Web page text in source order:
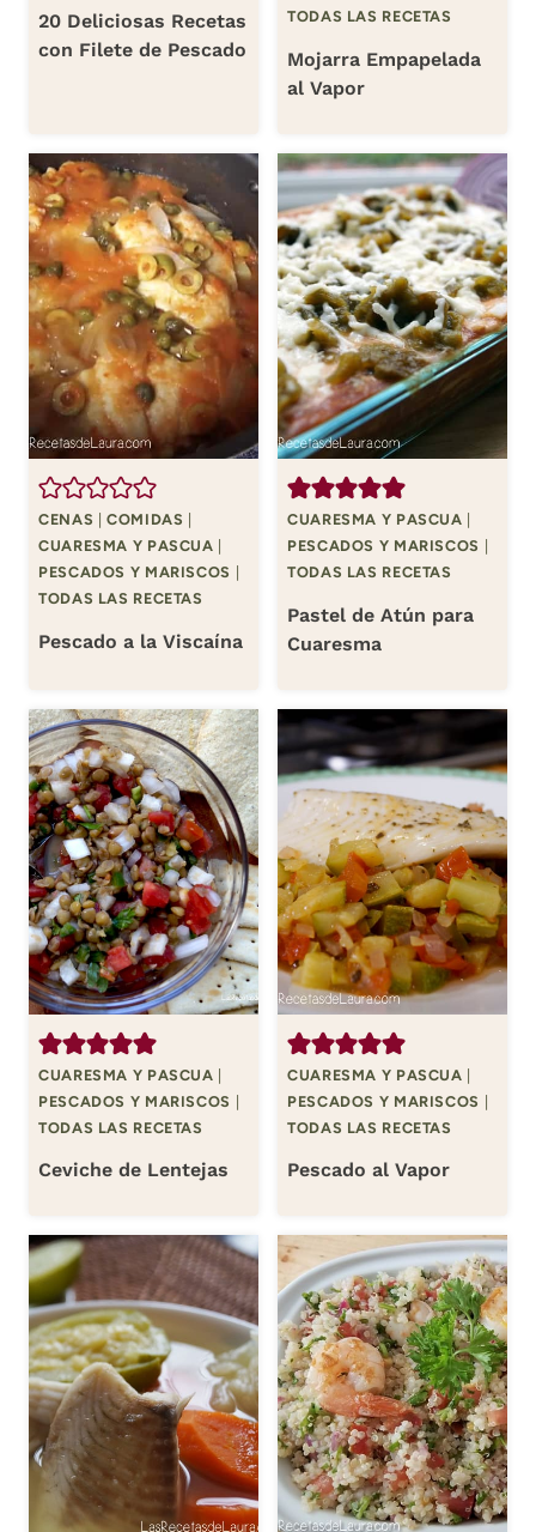
20 Deliciosas Recetas
con Filete de Pescado
TODAS LAS RECETAS
Mojarra Empapelada
al Vapor
CENAS |COMIDAS
CUARESMA Y PASCUA
PESCADOS Y MARISCOS
TODAS LAS RECETAS
Pescado a la Viscaína
CUARESMA Y PASCUA
PESCADOS Y MARISCOS
TODAS LAS RECETAS
Pastel de Atún para
Cuaresma
CUARESMA Y PASCUA
PESCADOS Y MARISCOS
TODAS LAS RECETAS
Ceviche de Lentejas
CUARESMA Y PASCUA
PESCADOS Y MARISCOS
TODAS LAS RECETAS
Pescado al Vapor